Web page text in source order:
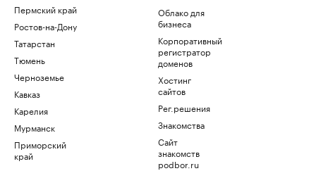
Пермский край
Ростов-на-Дону
Татарстан
Тюмень
Черноземье
Кавказ
Карелия
Мурманск
Приморский
край
Облако для
бизнеса
Корпоративный
регистратор
доменов
Хостинг
сайтов
Рег.решения
Знакомства
Сайт
знакомств
podbor.ru